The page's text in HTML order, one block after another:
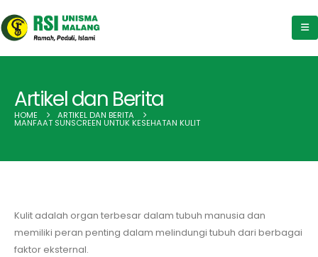
Artikel dan Berita
HOME ARTIKEL DAN BERITA
MANFAAT SUNSCREEN UNTUK KESEHATAN KULIT
Kulit adalah organ terbesar dalam tubuh manusia dan
memiliki peran penting dalam melindungi tubuh dari berbagai
faktor eksternal.